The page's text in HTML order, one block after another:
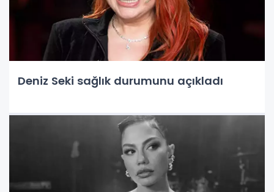
Deniz Seki sağlık durumunu açıkladı